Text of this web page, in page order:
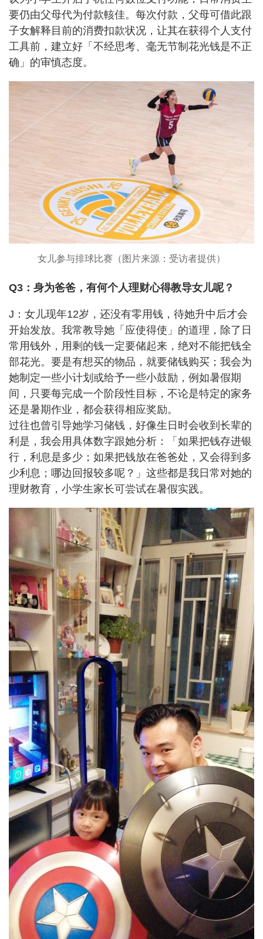
要仍由父母代为付款輆佳。每次付款，父母可借此跟
子女解释目前的消费扣款状况，让其在获得个人支付
工具前，建立好「不经思考、毫无节制花光钱是不正
确」的审慎态度。
女儿参与排球比赛（图片来源：受访者提供）
Q3：身为爸爸，有何个人理财心得教导女儿呢？
J：女儿现年12岁，还没有零用钱，待她升中后才会
开始发放。我常教导她「应使得使」的道理，除了日
常用钱外，用剩的钱一定要储起来，绝对不能把钱全
部花光。要是有想买的物品，就要储钱购买；我会为
她制定一些小计划或给予一些小鼓励，例如暑假期
间，只要每完成一个阶段性目标，不论是特定的家务
还是暑期作业，都会获得相应奖励。
过往也曾引导她学习储钱，好像生日时会收到长辈的
利是，我会用具体数字跟她分析：「如果把钱存进银
行，利息是多少；如果把钱放在爸爸处，又会得到多
少利息；哪边回报较多呢？」这些都是我日常对她的
理财教育，小学生家长可尝试在暑假实践。